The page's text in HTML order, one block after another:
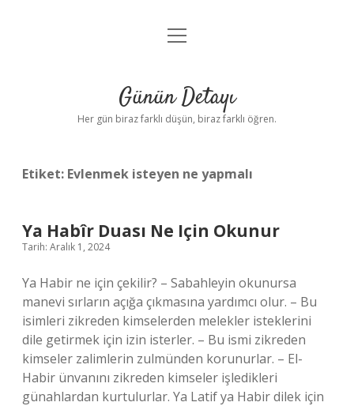
Anasayfa
Yasal Uyarı
menüyü
Günün Detayı
Her gün biraz farklı düşün, biraz farklı öğren.
Etiket: Evlenmek isteyen ne yapmalı
Ya Habîr Duası Ne Için Okunur
Tarih: Aralık 1, 2024
Ya Habir ne için çekilir? – Sabahleyin okunursa
manevi sırların açığa çıkmasına yardımcı olur. – Bu
isimleri zikreden kimselerden melekler isteklerini
dile getirmek için izin isterler. – Bu ismi zikreden
kimseler zalimlerin zulmünden korunurlar. – El-
Habir ünvanını zikreden kimseler işledikleri
günahlardan kurtulurlar. Ya Latif ya Habir dilek için